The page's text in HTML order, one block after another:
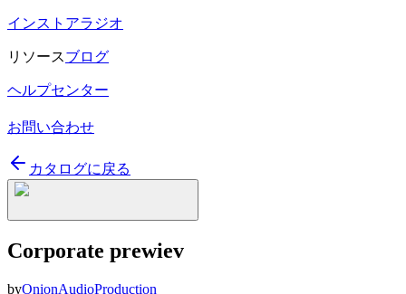
インストアラジオ
リソースブログ
ヘルプセンター
お問い合わせ
カタログに戻る
Corporate prewiev
byOnionAudioProduction